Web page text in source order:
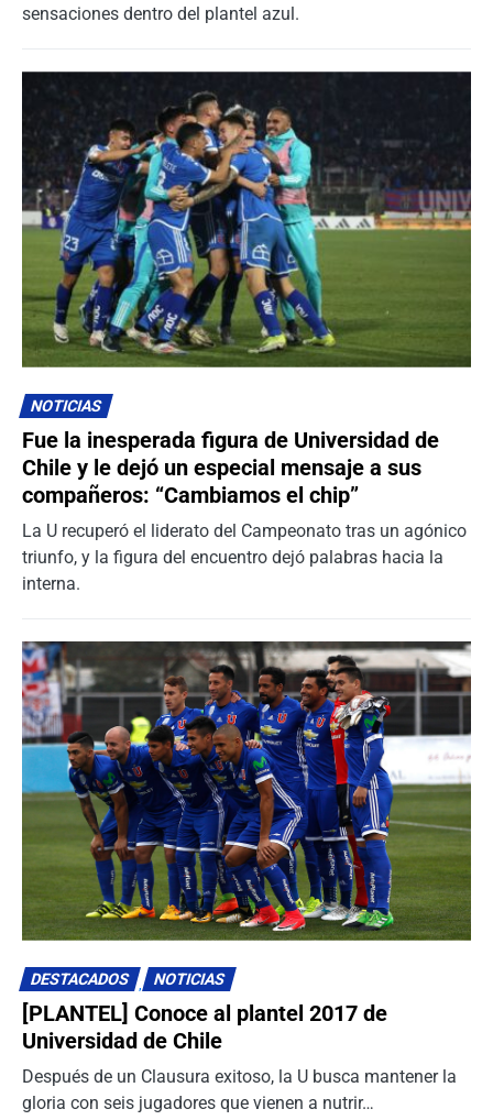
sensaciones dentro del plantel azul.
NOTICIAS
Fue la inesperada figura de Universidad de
Chile y le dejó un especial mensaje a sus
compañeros: “Cambiamos el chip”
La U recuperó el liderato del Campeonato tras un agónico
triunfo, y la figura del encuentro dejó palabras hacia la
interna.
0
DESTACADOS NOTICIAS
[PLANTEL] Conoce al plantel 2017 de
Universidad de Chile
Después de un Clausura exitoso, la U busca mantener la
gloria con seis jugadores que vienen a nutrir…